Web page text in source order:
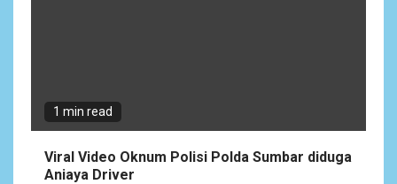
1 min read
Viral Video Oknum Polisi Polda Sumbar diduga
Aniaya Driver